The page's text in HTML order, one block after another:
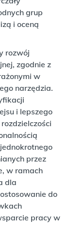
grup
i oceną
rozwój
zgodnie z
w
narzędzia.
i lepszego
przez
w ramach
dla
do
pracy w